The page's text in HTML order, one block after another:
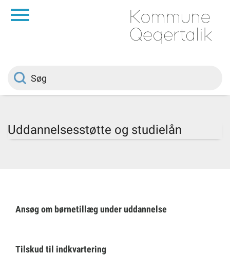
Borger
Job
Uddannelsesstøtte og studielån
Ansøg om børnetillæg under uddannelse
Tilskud til indkvartering